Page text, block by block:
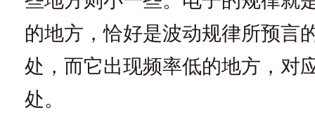
的地方，恰好是波动规律所预言
处，而它出现频率低的地方，对
处。